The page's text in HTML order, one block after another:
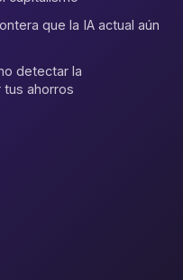
que la IA actual aún
detectar la
ahorros